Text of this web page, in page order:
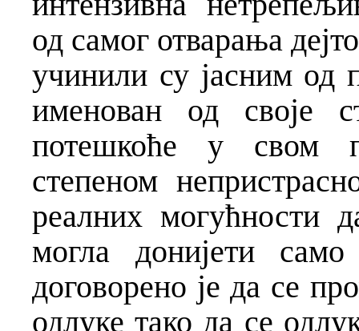
од самог отварања
учинили су јасним од
именован од своје
потешкоће у свом
степеном
реалних могућности
могла донијети
договорено је да се
одлуке тако да се